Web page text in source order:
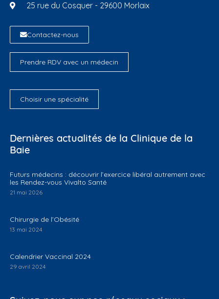
25 rue du Cosquer - 29600 Morlaix
Contactez-nous
Prendre RDV avec un médecin
Choisir une spécialité
Dernières actualités de la Clinique de la
Baie
Futurs médecins : découvrir l’exercice libéral autrement avec
les Rendez-vous Vivalto Santé
21 mai 2026
Chirurgie de l’Obésité
13 mai 2024
Calendrier Vaccinal 2024
29 avril 2024